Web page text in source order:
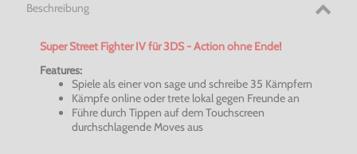
Beschreibung
Super Street Fighter IV für 3DS - Action ohne Ende!
Features:
Spiele als einer von sage und schreibe 35 Kämpfern
Kämpfe online oder trete lokal gegen Freunde an
Führe durch Tippen auf dem Touchscreen
durchschlagende Moves aus